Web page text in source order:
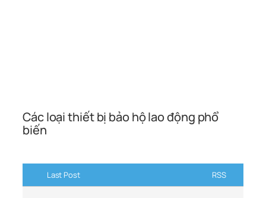
Các loại thiết bị bảo hộ lao động phổ
biến
Last Post RSS